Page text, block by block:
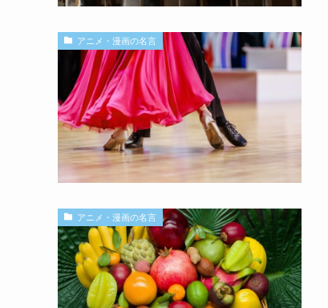
アニメ・漫画の名言
アニメ・漫画の名言